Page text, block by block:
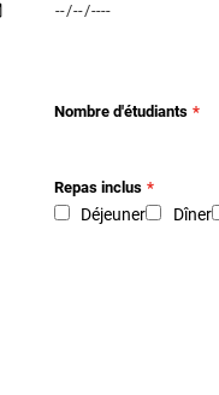
Nombre d'étudiants
Repas inclus
Déjeuner Dîner